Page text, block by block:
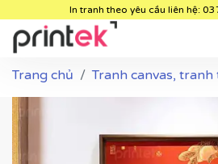
In tranh theo yêu cầu liên hệ:
Trang chủ Tranh canvas,